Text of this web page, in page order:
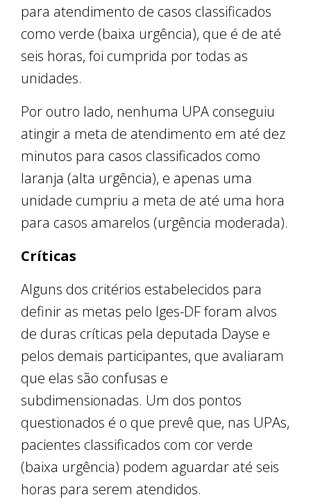
para atendimento de casos classificados
como verde (baixa urgência), que é de até
seis horas, foi cumprida por todas as
unidades.
Por outro lado, nenhuma UPA conseguiu
atingir a meta de atendimento em até dez
minutos para casos classificados como
laranja (alta urgência), e apenas uma
unidade cumpriu a meta de até uma hora
para casos amarelos (urgência moderada).
Críticas
Alguns dos critérios estabelecidos para
definir as metas pelo Iges-DF foram alvos
de duras críticas pela deputada Dayse e
pelos demais participantes, que avaliaram
que elas são confusas e
subdimensionadas. Um dos pontos
questionados é o que prevê que, nas UPAs,
pacientes classificados com cor verde
(baixa urgência) podem aguardar até seis
horas para serem atendidos.